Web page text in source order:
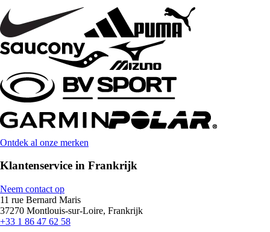
Ontdek al onze merken
Klantenservice in Frankrijk
Neem contact op
11 rue Bernard Maris
37270 Montlouis-sur-Loire, Frankrijk
+33 1 86 47 62 58